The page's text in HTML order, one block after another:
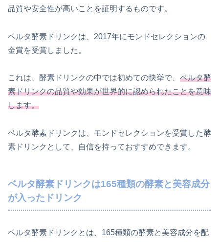
品質や安全性が高いことを証明するものです。
ベルタ酵素ドリンクは、2017年にモンドセレクションの
金賞を受賞しました。
これは、酵素ドリンクの中では初めての快挙で、 ベルタ酵
素ドリンクの品質や効果が世界的に認められたことを意味
します。
ベルタ酵素ドリンクは、モンドセレクションを受賞した酵
素ドリンクとして、自信を持っておすすめできます。
ベルタ酵素ドリンクは165種類の酵素と美容成分
が入ったドリンク
ベルタ酵素ドリンクとは、165種類の酵素と美容成分を配